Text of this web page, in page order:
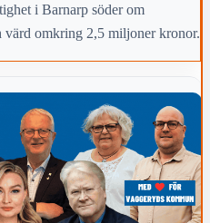
i Barnarp söder om
omkring 2,5 miljoner kronor.